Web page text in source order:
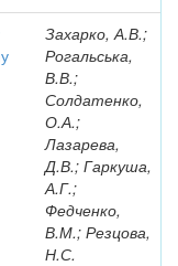
Захарко, А.В.;
Рогальська,
В.В.;
Солдатенко,
О.А.;
Лазарева,
Д.В.; Гаркуша,
А.Г.;
Федченко,
В.М.; Резцова,
Н.С.